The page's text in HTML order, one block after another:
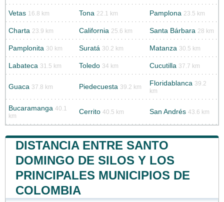
Vetas 16.8 km Tona 22.1 km Pamplona 23.5 km
Charta 23.9 km California 25.6 km Santa Bárbara 28 km
Pamplonita 30 km Suratá 30.2 km Matanza 30.5 km
Labateca 31.5 km Toledo 34 km Cucutilla 37.7 km
Guaca 37.8 km Piedecuesta 39.2 km Floridablanca 39.2
km
Bucaramanga 40.1
km
Cerrito 40.5 km San Andrés 43.6 km
DISTANCIA ENTRE SANTO
DOMINGO DE SILOS Y LOS
PRINCIPALES MUNICIPIOS DE
COLOMBIA